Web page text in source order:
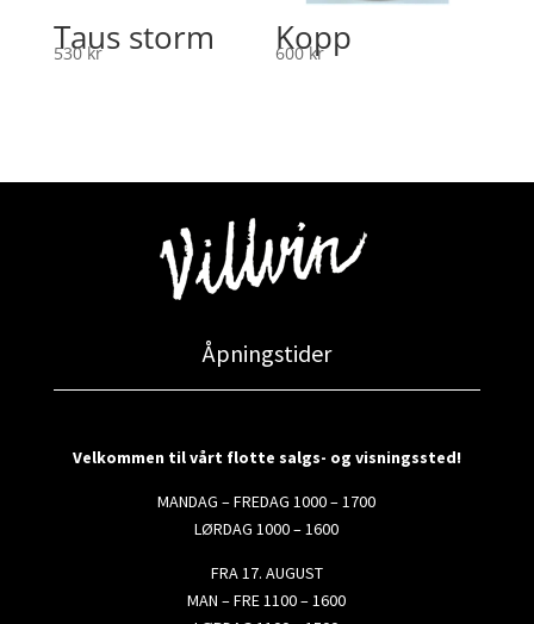
Taus storm
530kr Kopp
600kr
Åpningstider
Velkommen til vårt flotte salgs- og visningssted!
MANDAG – FREDAG 1000 – 1700
LØRDAG 1000 – 1600
FRA 17. AUGUST
MAN – FRE 1100 – 1600